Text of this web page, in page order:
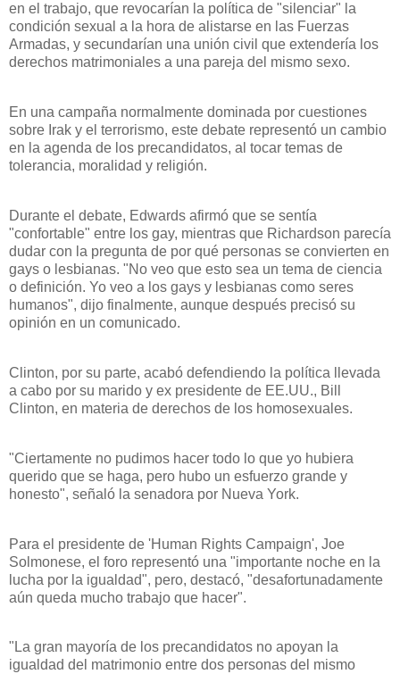
en el trabajo, que revocarían la política de "silenciar" la
condición sexual a la hora de alistarse en las Fuerzas
Armadas, y secundarían una unión civil que extendería los
derechos matrimoniales a una pareja del mismo sexo.
En una campaña normalmente dominada por cuestiones
sobre Irak y el terrorismo, este debate representó un cambio
en la agenda de los precandidatos, al tocar temas de
tolerancia, moralidad y religión.
Durante el debate, Edwards afirmó que se sentía
"confortable" entre los gay, mientras que Richardson parecía
dudar con la pregunta de por qué personas se convierten en
gays o lesbianas. "No veo que esto sea un tema de ciencia
o definición. Yo veo a los gays y lesbianas como seres
humanos", dijo finalmente, aunque después precisó su
opinión en un comunicado.
Clinton, por su parte, acabó defendiendo la política llevada
a cabo por su marido y ex presidente de EE.UU., Bill
Clinton, en materia de derechos de los homosexuales.
"Ciertamente no pudimos hacer todo lo que yo hubiera
querido que se haga, pero hubo un esfuerzo grande y
honesto", señaló la senadora por Nueva York.
Para el presidente de 'Human Rights Campaign', Joe
Solmonese, el foro representó una "importante noche en la
lucha por la igualdad", pero, destacó, "desafortunadamente
aún queda mucho trabajo que hacer".
"La gran mayoría de los precandidatos no apoyan la
igualdad del matrimonio entre dos personas del mismo